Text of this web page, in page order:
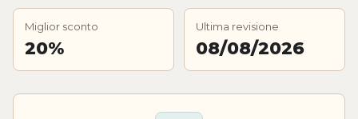
Miglior sconto
20%
Ultima revisione
08/08/2026